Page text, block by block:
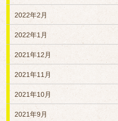
2022年2月
2022年1月
2021年12月
2021年11月
2021年10月
2021年9月